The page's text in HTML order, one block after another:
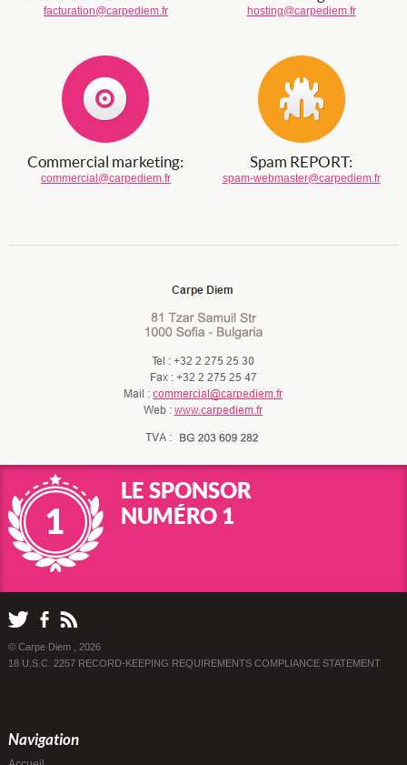
facturation@carpediem.fr hosting@carpediem.fr
Commercial marketing:
commercial@carpediem.fr
Spam REPORT:
spam-webmaster@carpediem.fr
LE SPONSOR
NUMÉRO 1
© Carpe Diem , 2026
18 U.S.C. 2257 RECORD-KEEPING REQUIREMENTS COMPLIANCE STATEMENT
Navigation